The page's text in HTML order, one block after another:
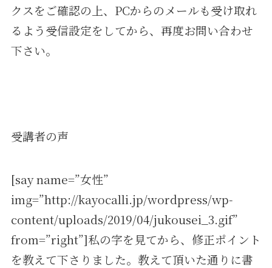
クスをご確認の上、PCからのメールも受け取れ
るよう受信設定をしてから、再度お問い合わせ
下さい。
受講者の声
[say name=”女性”
img=”http://kayocalli.jp/wordpress/wp-
content/uploads/2019/04/jukousei_3.gif”
from=”right”]私の字を見てから、修正ポイント
を教えて下さりました。教えて頂いた通りに書